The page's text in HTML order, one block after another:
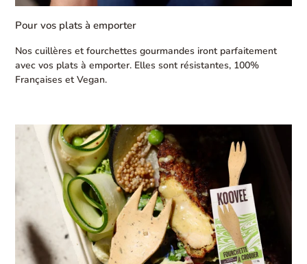
Pour vos plats à emporter
Nos cuillères et fourchettes gourmandes iront parfaitement
avec vos plats à emporter. Elles sont résistantes, 100%
Françaises et Vegan.